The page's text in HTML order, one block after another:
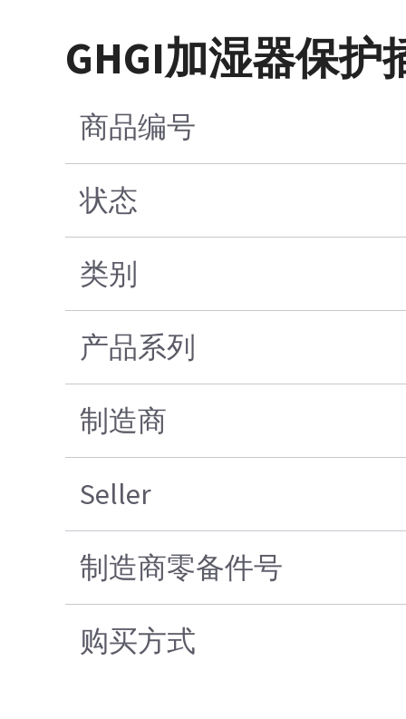
GHGI加湿器保护
商品编号
状态
类别
产品系列
制造商
Seller
制造商零备件号
购买方式